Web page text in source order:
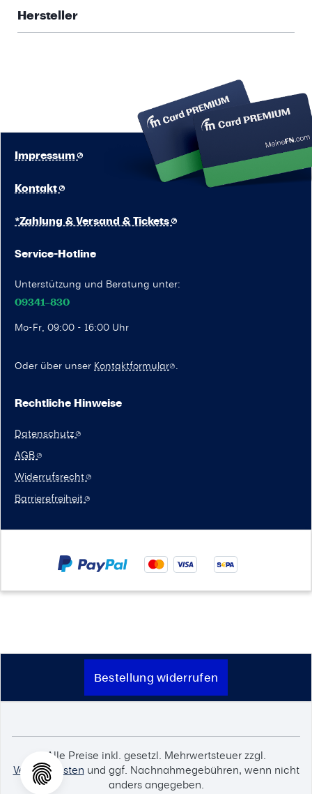
Hersteller
Service-Hotline
Unterstützung und Beratung unter:
09341–830
Mo-Fr, 09:00 - 16:00 Uhr
Oder über unser Kontaktformular .
Kontakt
Impressum
*Zahlung & Versand & Tickets
Rechtliche Hinweise
Datenschutz
AGB
Widerrufsrecht
Barrierefreiheit
Bestellung widerrufen
Alle Preise inkl. gesetzl. Mehrwertsteuer zzgl.
Versandkosten und ggf. Nachnahmegebühren, wenn nicht
anders angegeben.